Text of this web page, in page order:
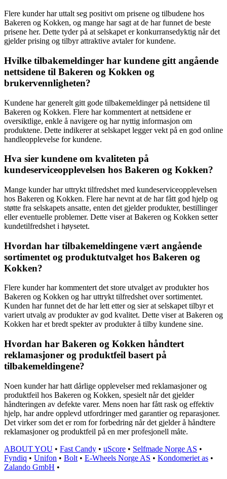
Flere kunder har uttalt seg positivt om prisene og tilbudene hos
Bakeren og Kokken, og mange har sagt at de har funnet de beste
prisene her. Dette tyder på at selskapet er konkurransedyktig når det
gjelder prising og tilbyr attraktive avtaler for kundene.
Hvilke tilbakemeldinger har kundene gitt angående
nettsidene til Bakeren og Kokken og
brukervennligheten?
Kundene har generelt gitt gode tilbakemeldinger på nettsidene til
Bakeren og Kokken. Flere har kommentert at nettsidene er
oversiktlige, enkle å navigere og har nyttig informasjon om
produktene. Dette indikerer at selskapet legger vekt på en god online
handleopplevelse for kundene.
Hva sier kundene om kvaliteten på
kundeserviceopplevelsen hos Bakeren og Kokken?
Mange kunder har uttrykt tilfredshet med kundeserviceopplevelsen
hos Bakeren og Kokken. Flere har nevnt at de har fått god hjelp og
støtte fra selskapets ansatte, enten det gjelder produkter, bestillinger
eller eventuelle problemer. Dette viser at Bakeren og Kokken setter
kundetilfredshet i høysetet.
Hvordan har tilbakemeldingene vært angående
sortimentet og produktutvalget hos Bakeren og
Kokken?
Flere kunder har kommentert det store utvalget av produkter hos
Bakeren og Kokken og har uttrykt tilfredshet over sortimentet.
Kunden har funnet det de har lett etter og sier at selskapet tilbyr et
variert utvalg av produkter av god kvalitet. Dette viser at Bakeren og
Kokken har et bredt spekter av produkter å tilby kundene sine.
Hvordan har Bakeren og Kokken håndtert
reklamasjoner og produktfeil basert på
tilbakemeldingene?
Noen kunder har hatt dårlige opplevelser med reklamasjoner og
produktfeil hos Bakeren og Kokken, spesielt når det gjelder
håndteringen av defekte varer. Mens noen har fått rask og effektiv
hjelp, har andre opplevd utfordringer med garantier og reparasjoner.
Det virker som det er rom for forbedring når det gjelder å håndtere
reklamasjoner og produktfeil på en mer profesjonell måte.
ABOUT YOU • Fast Candy • uScore • Selfmade Norge AS •
Fyndiq • Unifon • Bolt • E-Wheels Norge AS • Kondomeriet as •
Zalando GmbH •